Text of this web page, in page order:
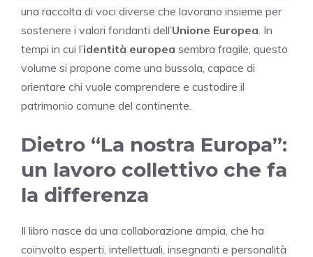
una raccolta di voci diverse che lavorano insieme per
sostenere i valori fondanti dell’Unione Europea . In
tempi in cui l’identità europea sembra fragile, questo
volume si propone come una bussola, capace di
orientare chi vuole comprendere e custodire il
patrimonio comune del continente.
Dietro “La nostra Europa”:
un lavoro collettivo che fa
la differenza
Il libro nasce da una collaborazione ampia, che ha
coinvolto esperti, intellettuali, insegnanti e personalità